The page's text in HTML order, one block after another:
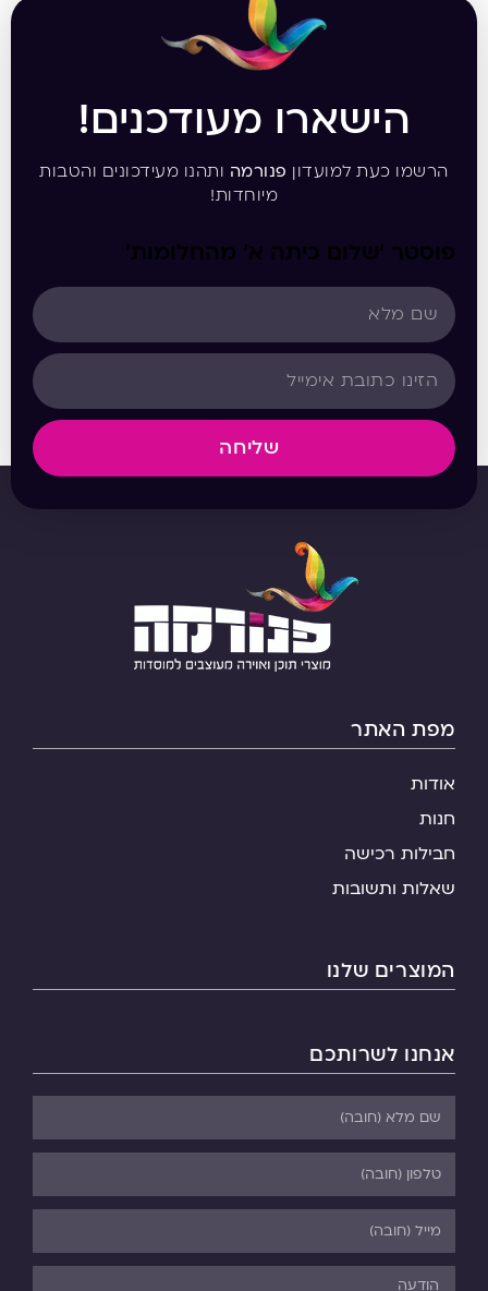
הישארו מעודכנים!
הרשמו כעת למועדון פנורמה ותהנו מעידכונים והטבות
מיוחדות!
פוסטר ‘שלום כיתה א’ מהחלומות’
שליחה
מפת האתר
אודות
חנות
חבילות רכישה
שאלות ותשובות
המוצרים שלנו
אנחנו לשרותכם